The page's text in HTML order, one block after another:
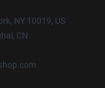
NY 10019, US
CN